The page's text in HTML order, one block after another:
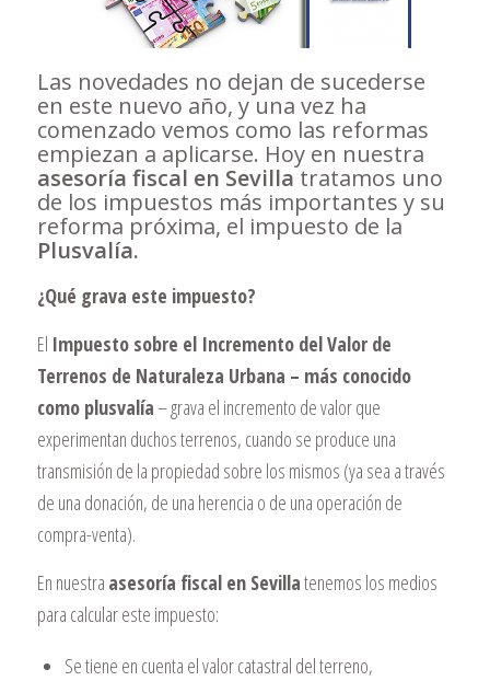
Las novedades no dejan de sucederse
en este nuevo año, y una vez ha
comenzado vemos como las reformas
empiezan a aplicarse. Hoy en nuestra
asesoría fiscal en Sevilla tratamos uno
de los impuestos más importantes y su
reforma próxima, el impuesto de la
Plusvalía.
¿Qué grava este impuesto?
El Impuesto sobre el Incremento del Valor de
Terrenos de Naturaleza Urbana – más conocido
como plusvalía– grava el incremento de valor que
experimentan duchos terrenos, cuando se produce una
transmisión de la propiedad sobre los mismos (ya sea a través
de una donación, de una herencia o de una operación de
compra-venta).
En nuestra asesoría fiscal en Sevillatenemos los medios
para calcular este impuesto:
Se tiene en cuenta el valor catastral del terreno,